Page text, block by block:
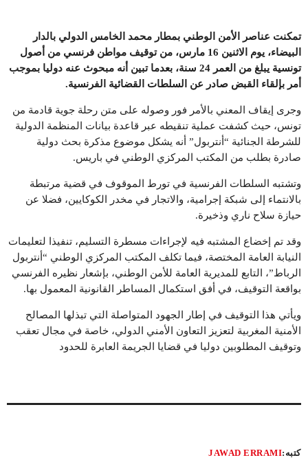
تمكنت عناصر الأمن الوطني بمطار محمد الخامس الدولي بالدار
البيضاء، يوم الاثنين 16 مارس، من توقيف مواطن فرنسي من أصول
تونسية يبلغ من العمر 24 سنة، بعدما تبين أنه مبحوث عنه دوليا بموجب
أمر بإلقاء القبض صادر عن السلطات القضائية الفرنسية.
وجرى إيقاف المعني بالأمر فور وصوله على متن رحلة جوية قادمة من
تونس، حيث كشفت عملية تنقيطه عبر قاعدة بيانات المنظمة الدولية
للشرطة الجنائية “أنتربول” أنه يشكل موضوع مذكرة بحث دولية
صادرة بطلب من المكتب المركزي الوطني في باريس.
وتشتبه السلطات الفرنسية في تورط الموقوف في قضية مرتبطة
بالانتماء إلى شبكة إجرامية، والاتجار في مخدر الكوكايين، فضلا عن
حيازة سلاح ناري وذخيرة.
وقد تم إخضاع المشتبه فيه لإجراءات مسطرة التسليم، تنفيذا لتعليمات
النيابة العامة المختصة، فيما تكلف المكتب المركزي الوطني “أنتربول
الرباط”، التابع للمديرية العامة للأمن الوطني، بإشعار نظيره الفرنسي
بواقعة التوقيف، في أفق استكمال المساطر القانونية المعمول بها.
ويأتي هذا التوقيف في إطار الجهود المتواصلة التي تبذلها المصالح
الأمنية المغربية لتعزيز التعاون الأمني الدولي، خاصة في مجال تعقب
وتوقيف المطلوبين دوليا في قضايا الجريمة العابرة للحدود
كتبه:JAWAD ERRAMI